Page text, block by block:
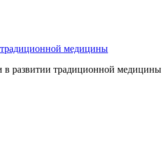
традиционной медицины
в развитии традиционной медицины